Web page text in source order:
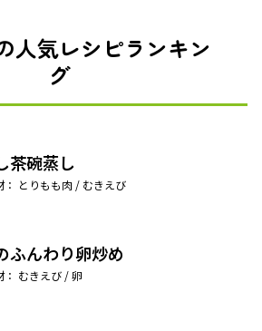
人気レシピランキン
グ
茶碗蒸し
： とりもも肉 / むきえび
ふんわり卵炒め
： むきえび / 卵